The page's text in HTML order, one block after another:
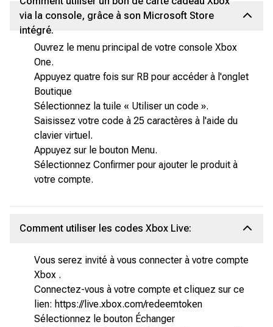
via la console, grâce à son Microsoft Store
intégré.
Ouvrez le menu principal de votre console Xbox
One.
Appuyez quatre fois sur RB pour accéder à l'onglet
Boutique
Sélectionnez la tuile « Utiliser un code ».
Saisissez votre code à 25 caractères à l'aide du
clavier virtuel.
Appuyez sur le bouton Menu.
Sélectionnez Confirmer pour ajouter le produit à
votre compte.
Comment utiliser les codes Xbox Live:
Vous serez invité à vous connecter à votre compte
Xbox .
Connectez-vous à votre compte et cliquez sur ce
lien: https://live.xbox.com/redeemtoken
Sélectionnez le bouton Échanger